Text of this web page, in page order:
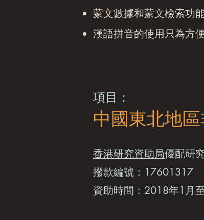
蒙文數據和蒙文檢索功
漢語拼音的使用只為方
項目：
中國東北地
香港研究資助局優配研
撥款編號：17601317
資助時間：2018年1月